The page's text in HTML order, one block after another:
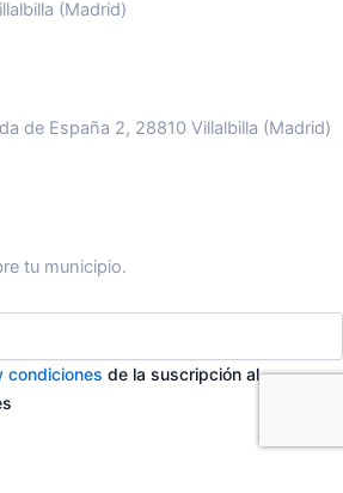
(Madrid)
de España 2, 28810 Villalbilla (Madrid)
tu municipio.
condiciones de la suscripción al